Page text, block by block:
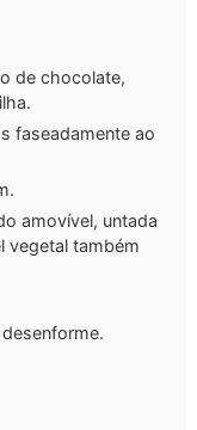
de chocolate,
faseadamente ao
amovível, untada
vegetal também